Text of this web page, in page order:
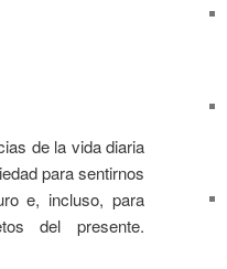
de la vida diaria
para sentirnos
e, incluso, para
del presente.